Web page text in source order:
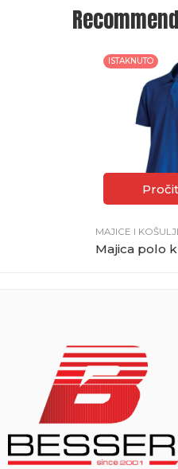
ISTAKNUTO
MAJICE I